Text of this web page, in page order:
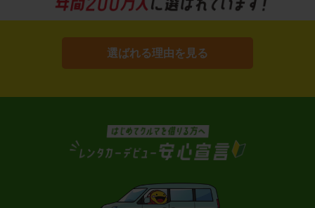
選ばれる理由を見る